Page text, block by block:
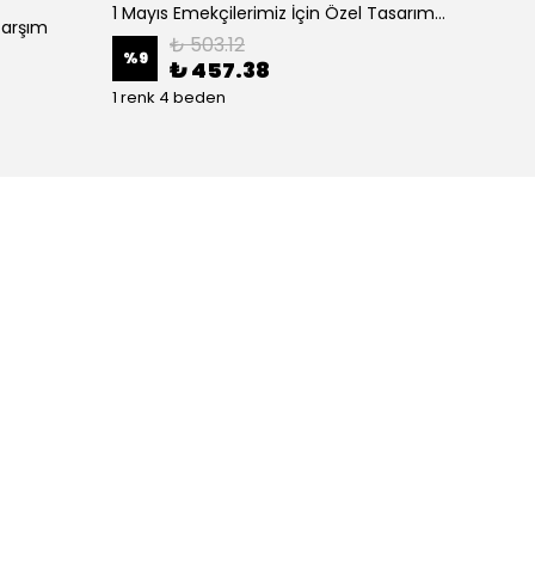
1 Mayıs Emekçilerimiz İçin Özel Tasarım 1 Mayıs Baskılı T-shirt - Beyaz
%9 ₺ 503.12
₺ 457.38
1 renk 4 beden